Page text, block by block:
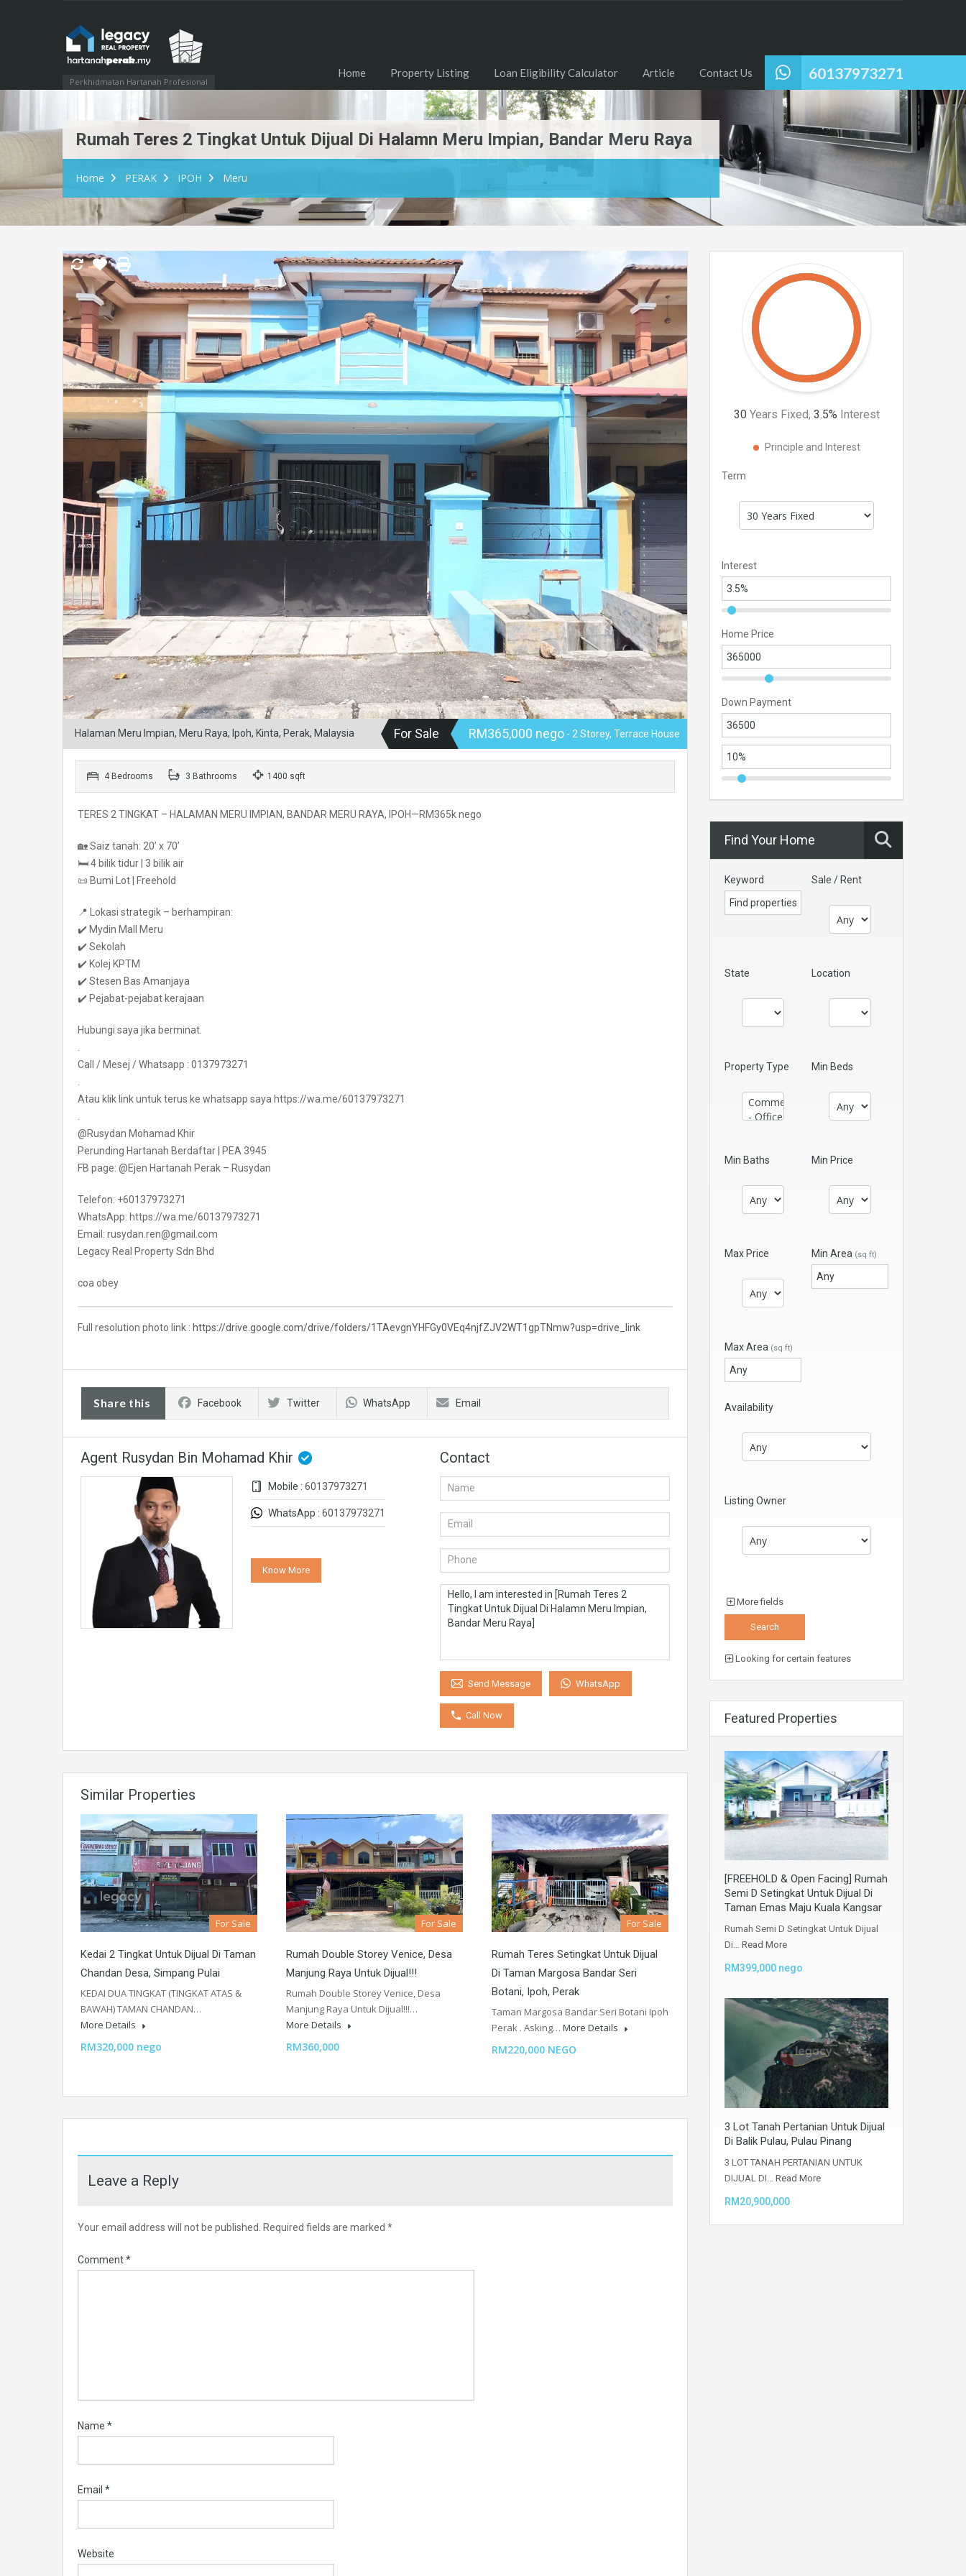
Perkhidmatan Hartanah Profesional 60137973271
Home Property Listing Loan Eligibility Calculator Article Contact Us
Rumah Teres 2 Tingkat Untuk Dijual Di Halamn Meru Impian, Bandar Meru Raya
Home PERAK IPOH Meru
Halaman Meru Impian, Meru Raya, Ipoh, Kinta, Perak, Malaysia For Sale RM365,000 nego - 2 Storey, Terrace House
4 Bedrooms 3 Bathrooms 1400 sqft
TERES 2 TINGKAT – HALAMAN MERU IMPIAN, BANDAR MERU RAYA, IPOH—RM365k nego
🏡 Saiz tanah: 20’ x 70’
🛏️ 4 bilik tidur | 3 bilik air
📜 Bumi Lot | Freehold
📍 Lokasi strategik – berhampiran:
✔️ Mydin Mall Meru
✔️ Sekolah
✔️ Kolej KPTM
✔️ Stesen Bas Amanjaya
✔️ Pejabat-pejabat kerajaan
Hubungi saya jika berminat.
Call / Mesej / Whatsapp : 0137973271
Atau klik link untuk terus ke whatsapp saya https://wa.me/60137973271
@Rusydan Mohamad Khir
Perunding Hartanah Berdaftar | PEA 3945
FB page: @Ejen Hartanah Perak – Rusydan
Telefon: +60137973271
WhatsApp: https://wa.me/60137973271
Email: rusydan.ren@gmail.com
Legacy Real Property Sdn Bhd
coa obey
Full resolution photo link : https://drive.google.com/drive/folders/1TAevgnYHFGy0VEq4njfZJV2WT1gpTNmw?usp=drive_link
Share this Facebook Twitter WhatsApp Email
Agent Rusydan Bin Mohamad Khir
Mobile : 60137973271
WhatsApp : 60137973271
Know More
Contact
Send Message WhatsApp
Call Now
Similar Properties
For Sale
Kedai 2 Tingkat Untuk Dijual Di Taman
Chandan Desa, Simpang Pulai
KEDAI DUA TINGKAT (TINGKAT ATAS &
BAWAH) TAMAN CHANDAN…
More Details
RM320,000 nego
For Sale
Rumah Double Storey Venice, Desa
Manjung Raya Untuk Dijual!!!
Rumah Double Storey Venice, Desa
Manjung Raya Untuk Dijual!!!…
More Details
RM360,000
For Sale
Rumah Teres Setingkat Untuk Dijual
Di Taman Margosa Bandar Seri
Botani, Ipoh, Perak
Taman Margosa Bandar Seri Botani Ipoh
Perak . Asking… More Details
RM220,000 NEGO
Leave a Reply
Your email address will not be published. Required fields are marked *
Comment*
Name *
Email *
Website
30 Years Fixed, 3.5% Interest
Principle and Interest
Term
Interest
Home Price
Down Payment
Find Your Home
Keyword Sale / Rent
State Location
Property Type Min Beds
Min Baths Min Price
Max Price Min Area (sq ft)
Max Area (sq ft)
Availability
Listing Owner
More fields
Looking for certain features
Featured Properties
[FREEHOLD & Open Facing] Rumah
Semi D Setingkat Untuk Dijual Di
Taman Emas Maju Kuala Kangsar
Rumah Semi D Setingkat Untuk Dijual
Di… Read More
RM399,000 nego
3 Lot Tanah Pertanian Untuk Dijual
Di Balik Pulau, Pulau Pinang
3 LOT TANAH PERTANIAN UNTUK
DIJUAL DI… Read More
RM20,900,000